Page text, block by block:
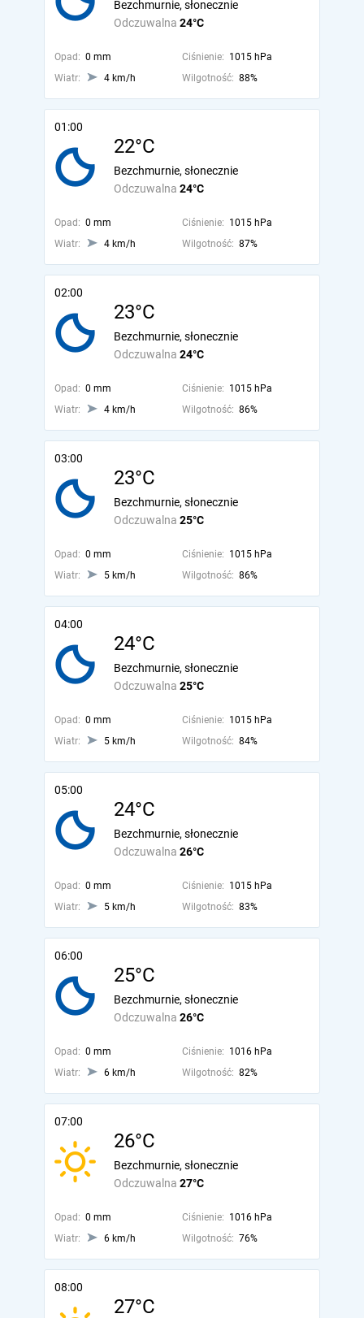
Odczuwalna 24°C
Bezchmurnie, słonecznie
Opad: 0 mm Ciśnienie: 1015 hPa
Wiatr:
4 km/h Wilgotność: 88%
01:00
22°C
Odczuwalna 24°C
Bezchmurnie, słonecznie
Opad: 0 mm Ciśnienie: 1015 hPa
Wiatr:
4 km/h Wilgotność: 87%
02:00
23°C
Odczuwalna 24°C
Bezchmurnie, słonecznie
Opad: 0 mm Ciśnienie: 1015 hPa
Wiatr:
4 km/h Wilgotność: 86%
03:00
23°C
Odczuwalna 25°C
Bezchmurnie, słonecznie
Opad: 0 mm Ciśnienie: 1015 hPa
Wiatr:
5 km/h Wilgotność: 86%
04:00
24°C
Odczuwalna 25°C
Bezchmurnie, słonecznie
Opad: 0 mm Ciśnienie: 1015 hPa
Wiatr:
5 km/h Wilgotność: 84%
05:00
24°C
Odczuwalna 26°C
Bezchmurnie, słonecznie
Opad: 0 mm Ciśnienie: 1015 hPa
Wiatr:
5 km/h Wilgotność: 83%
06:00
25°C
Odczuwalna 26°C
Bezchmurnie, słonecznie
Opad: 0 mm Ciśnienie: 1016 hPa
Wiatr:
6 km/h Wilgotność: 82%
07:00
26°C
Odczuwalna 27°C
Bezchmurnie, słonecznie
Opad: 0 mm Ciśnienie: 1016 hPa
Wiatr:
6 km/h Wilgotność: 76%
08:00
27°C